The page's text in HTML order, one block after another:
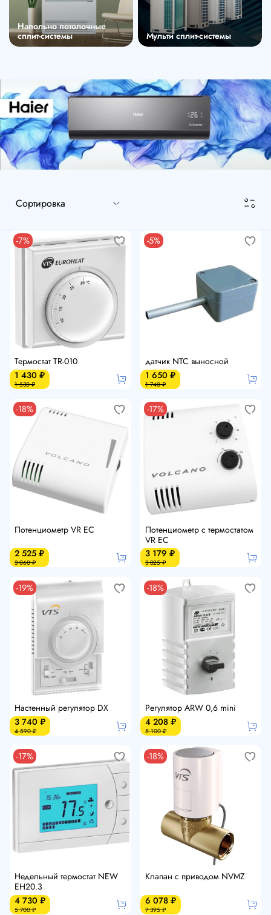
Напольно потолочные
сплит-системы
Мульти сплит-системы
-7%
Термостат TR-010
1 430 ₽
1 530 ₽
-5%
датчик NTC выносной
1 650 ₽
1 740 ₽
-18%
Потенциометр VR EC
2 525 ₽
3 060 ₽
-17%
Потенциометр с термостатом
VR EC
3 179 ₽
3 825 ₽
-19%
Настенный регулятор DX
3 740 ₽
4 590 ₽
-18%
Регулятор ARW 0,6 mini
4 208 ₽
5 100 ₽
-17%
Недельный термостат NEW
EH20.3
4 730 ₽
5 700 ₽
-18%
Клапан с приводом NVMZ
6 078 ₽
7 395 ₽